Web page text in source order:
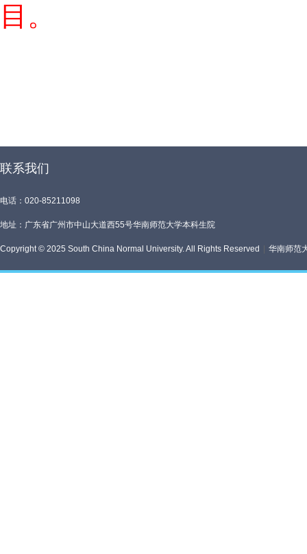
目。
联系我们
电话：020-85211098
地址：广东省广州市中山大道西55号华南师范大学本科生院
Copyright © 2025 South China Normal University. All Rights Reserved 华南师范